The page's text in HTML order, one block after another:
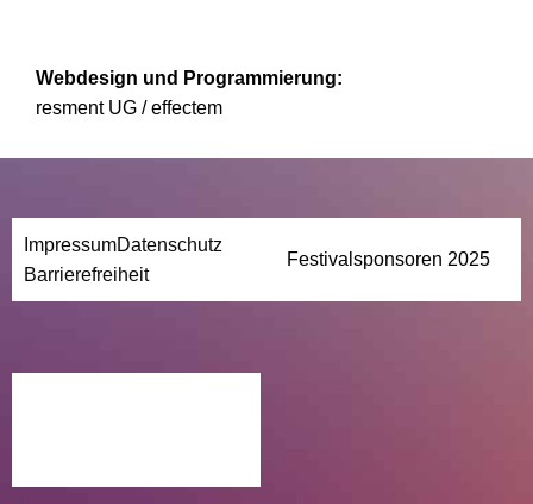
Webdesign und Programmierung:
resment UG / effectem
Festivalsponsoren 2025
ImpressumDatenschutz
Barrierefreiheit